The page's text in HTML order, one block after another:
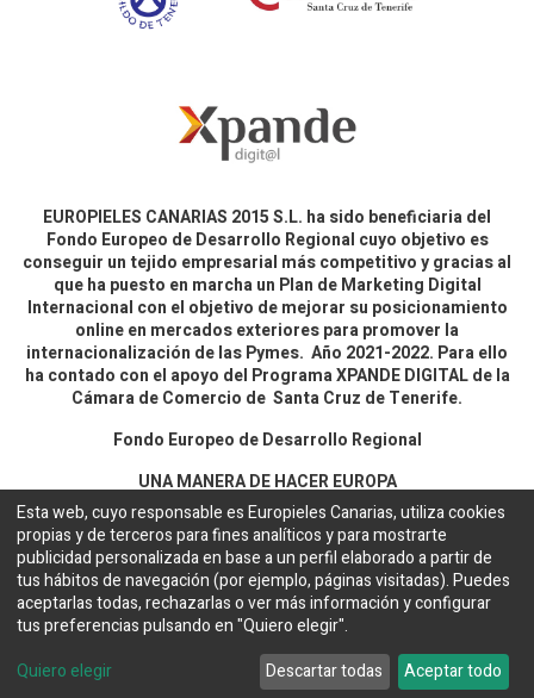
EUROPIELES CANARIAS 2015 S.L. ha sido beneficiaria del
Fondo Europeo de Desarrollo Regional cuyo objetivo es
conseguir un tejido empresarial más competitivo y gracias al
que ha puesto en marcha un Plan de Marketing Digital
Internacional con el objetivo de mejorar su posicionamiento
online en mercados exteriores para promover la
internacionalización de las Pymes. Año 2021-2022. Para ello
ha contado con el apoyo del Programa XPANDE DIGITAL de la
Cámara de Comercio de Santa Cruz de Tenerife.
Fondo Europeo de Desarrollo Regional
UNA MANERA DE HACER EUROPA
Aviso legal y política de privacidad
Copyright © EUROPIELES CANARIAS 2015 S.L.
Web desarrollada porBakata Solutions
Esta web, cuyo responsable es Europieles Canarias, utiliza cookies
propias y de terceros para fines analíticos y para mostrarte
publicidad personalizada en base a un perfil elaborado a partir de
tus hábitos de navegación (por ejemplo, páginas visitadas). Puedes
aceptarlas todas, rechazarlas o ver más información y configurar
tus preferencias pulsando en "Quiero elegir".
Quiero elegir
Descartar todas Aceptar todo